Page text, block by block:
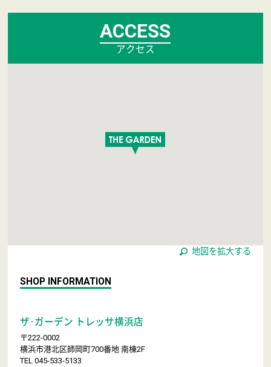
ACCESS
アクセス
地図を拡大する
SHOP INFORMATION
ザ･ガーデン トレッサ横浜店
〒222-0002
横浜市港北区師岡町700番地 南棟2F
TEL 045-533-5133